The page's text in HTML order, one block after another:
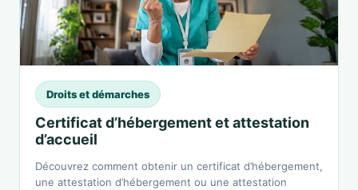
Droits et démarches
Certificat d’hébergement et attestation
d’accueil
Découvrez comment obtenir un certificat d’hébergement,
une attestation d’hébergement ou une attestation